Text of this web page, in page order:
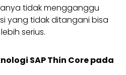
tidak mengganggu
yang tidak ditangani bisa
serius.
SAP Thin Core pada